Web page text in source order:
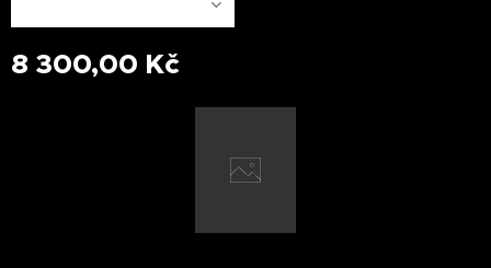
8 300,00 Kč